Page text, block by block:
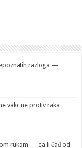
razloga —
vakcine protiv raka
rukom — da li čađ od